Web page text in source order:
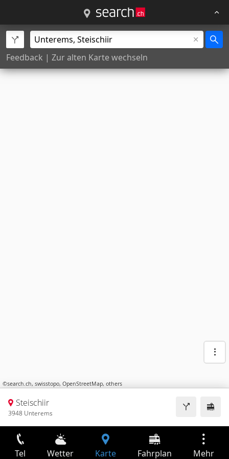
Feedback | Zur alten Karte wechseln
©search.ch, swisstopo, OpenStreetMap, others
Steischiir
3948 Unterems
Tel Wetter Karte Fahrplan Mehr